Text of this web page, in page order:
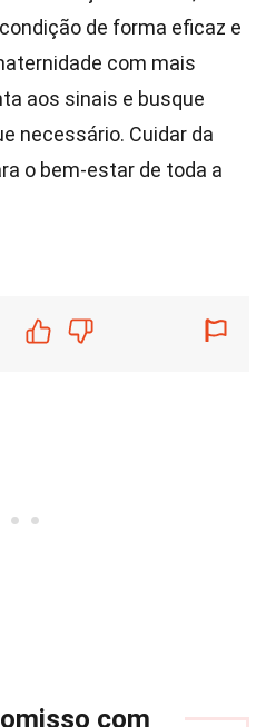
de forma eficaz e
com mais
aos sinais e busque
necessário. Cuidar da
o bem-estar de toda a
com